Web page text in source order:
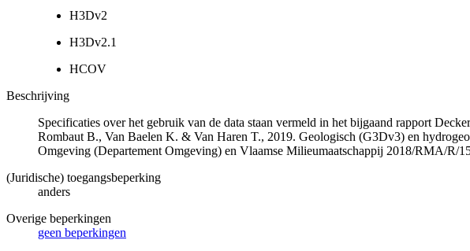
H3Dv2
H3Dv2.1
HCOV
Beschrijving
Specificaties over het gebruik van de data staan vermeld in het bijgaand rapport
Rombaut B., Van Baelen K. & Van Haren T., 2019. Geologisch (G3Dv3) en
Omgeving (Departement Omgeving) en Vlaamse Milieumaatschappij 2018/RMA/R/
(Juridische) toegangsbeperking
anders
Overige beperkingen
geen beperkingen